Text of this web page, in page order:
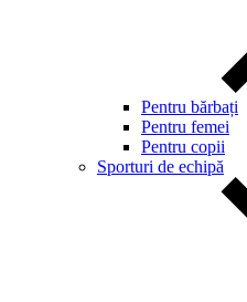
Pentru bărbați
Pentru femei
Pentru copii
Sporturi de echipă